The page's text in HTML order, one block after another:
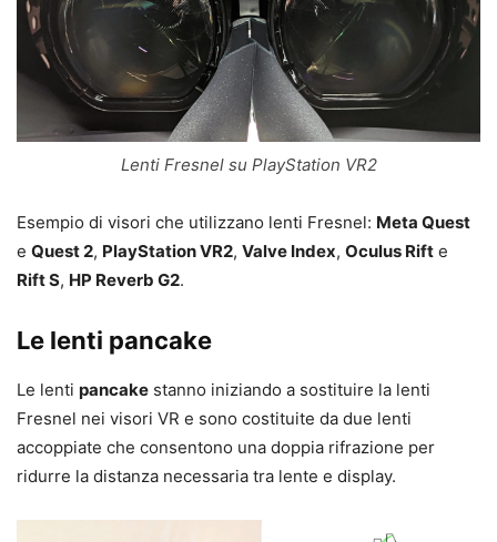
Lenti Fresnel su PlayStation VR2
Esempio di visori che utilizzano lenti Fresnel: Meta Quest
e Quest 2, PlayStation VR2, Valve Index, Oculus Rift e
Rift S, HP Reverb G2.
Le lenti pancake
Le lenti pancake stanno iniziando a sostituire la lenti
Fresnel nei visori VR e sono costituite da due lenti
accoppiate che consentono una doppia rifrazione per
ridurre la distanza necessaria tra lente e display.